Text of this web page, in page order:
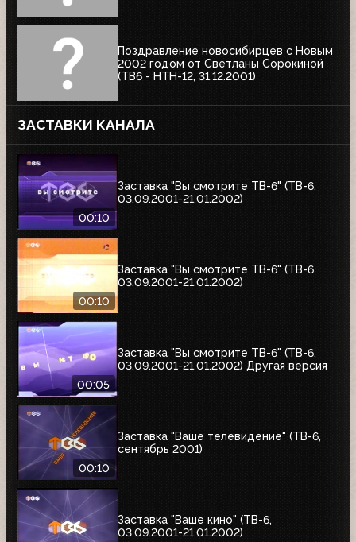
Поздравление новосибирцев с Новым
2002 годом от Светланы Сорокиной
(ТВ6 - НТН-12, 31.12.2001)
ЗАСТАВКИ КАНАЛА
00:10
Заставка "Вы смотрите ТВ-6" (ТВ-6,
03.09.2001-21.01.2002)
00:10
Заставка "Вы смотрите ТВ-6" (ТВ-6,
03.09.2001-21.01.2002)
00:05
Заставка "Вы смотрите ТВ-6" (ТВ-6.
03.09.2001-21.01.2002) Другая версия
00:10
Заставка "Ваше телевидение" (ТВ-6,
сентябрь 2001)
Заставка "Ваше кино" (ТВ-6,
03.09.2001-21.01.2002)